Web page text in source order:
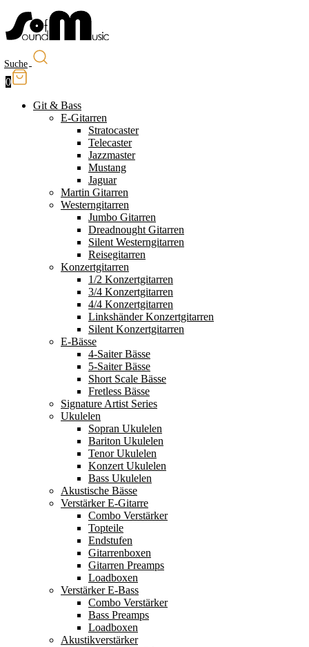
Suche
0
Git & Bass
E-Gitarren
Stratocaster
Telecaster
Jazzmaster
Mustang
Jaguar
Martin Gitarren
Westerngitarren
Jumbo Gitarren
Dreadnought Gitarren
Silent Westerngitarren
Reisegitarren
Konzertgitarren
1/2 Konzertgitarren
3/4 Konzertgitarren
4/4 Konzertgitarren
Linkshänder Konzertgitarren
Silent Konzertgitarren
E-Bässe
4-Saiter Bässe
5-Saiter Bässe
Short Scale Bässe
Fretless Bässe
Signature Artist Series
Ukulelen
Sopran Ukulelen
Bariton Ukulelen
Tenor Ukulelen
Konzert Ukulelen
Bass Ukulelen
Akustische Bässe
Verstärker E-Gitarre
Combo Verstärker
Topteile
Endstufen
Gitarrenboxen
Gitarren Preamps
Loadboxen
Verstärker E-Bass
Combo Verstärker
Bass Preamps
Loadboxen
Akustikverstärker